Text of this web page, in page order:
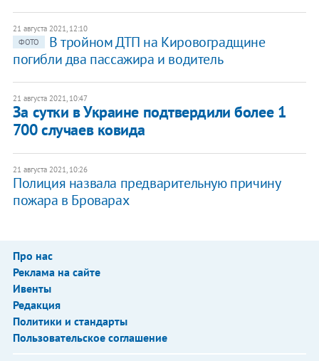
21 августа 2021, 12:10
ФОТО
В тройном ДТП на Кировоградщине
погибли два пассажира и водитель
21 августа 2021, 10:47
За сутки в Украине подтвердили более 1
700 случаев ковида
21 августа 2021, 10:26
Полиция назвала предварительную причину
пожара в Броварах
Про нас
Реклама на сайте
Ивенты
Редакция
Политики и стандарты
Пользовательское соглашение